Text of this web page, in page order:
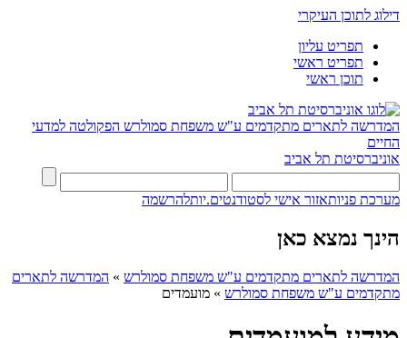
דילוג לתוכן העיקרי
תפריט עליון
תפריט ראשי
תוכן ראשי
המדרשה לתארים מתקדמים ע"ש משפחת סמולרש הפקולטה למדעי
החיים
אוניברסיטת תל אביב
מערכת פניותאזור אישי לסטודנטים.יותלהרשמה
הינך נמצא כאן
המדרשה לתארים מתקדמים ע"ש משפחת סמולרש » המדרשה לתארים
מתקדמים ע"ש משפחת סמולרש » מועמדים